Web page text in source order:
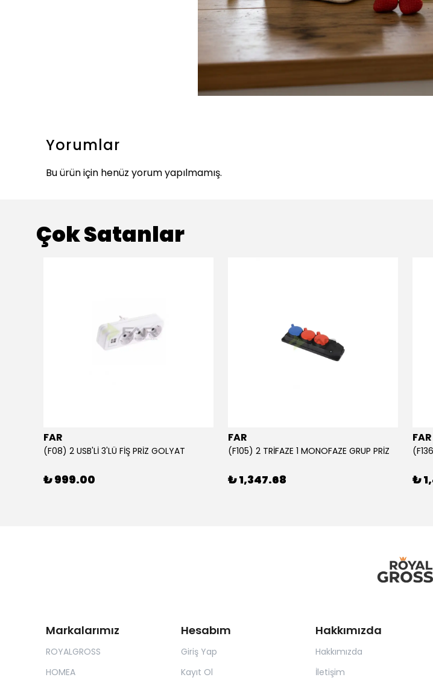
Yorumlar
Bu ürün için henüz yorum yapılmamış.
Çok Satanlar
FAR
(F08) 2 USB'Lİ 3'LÜ FİŞ PRİZ GOLYAT
₺ 999.00
FAR
(F105) 2 TRİFAZE 1 MONOFAZE GRUP PRİZ
₺ 1,347.68
FAR
₺
Markalarımız
ROYALGROSS
HOMEA
Hesabım
Giriş Yap
Kayıt Ol
Hakkımızda
Hakkımızda
İletişim